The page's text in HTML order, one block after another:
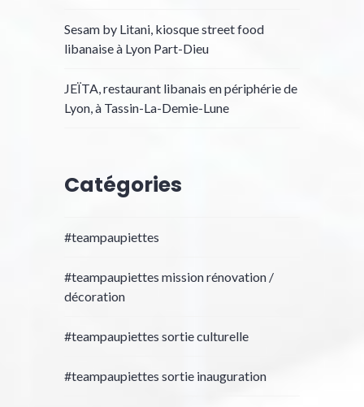
Sesam by Litani, kiosque street food
libanaise à Lyon Part-Dieu
JEÏTA, restaurant libanais en périphérie de
Lyon, à Tassin-La-Demie-Lune
Catégories
#teampaupiettes
#teampaupiettes mission rénovation /
décoration
#teampaupiettes sortie culturelle
#teampaupiettes sortie inauguration